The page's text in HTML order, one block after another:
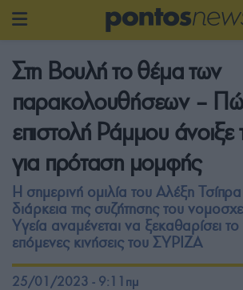
Στη Βουλή το θέμα των
παρακολουθήσεων –
επιστολή Ράμμου
για πρόταση μομφής
Η σημερινή ομιλία του Αλέξη
διάρκεια της συζήτησης του
Υγεία αναμένεται να ξεκαθαρίσει το
επόμενες κινήσεις του ΣΥΡΙΖΑ
25/01/2023 - 9:11πμ